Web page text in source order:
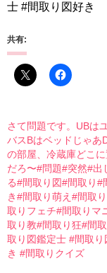
士 #間取り図好き
共有:
さて問題です。UBは
バスBはベッドじゃあ
の部屋、冷蔵庫どこ
だろ〜#問題#突然#出
る#間取り図#間取り#
き#間取り萌え#間取
取りフェチ#間取りマ
取り教#間取り狂#間
取り図鑑定士 #間取り
き #間取りクイズ